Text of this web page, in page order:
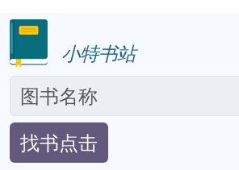
小特书站
找书点击